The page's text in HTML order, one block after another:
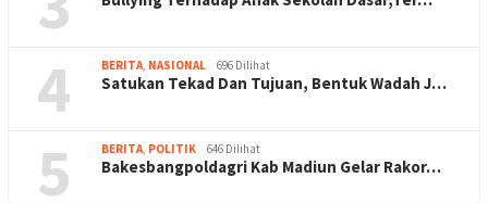
4 BERITA NASIONAL 696 Dilihat
Satukan Tekad Dan Tujuan, Bentuk Wadah J…
5 BERITA POLITIK 646 Dilihat
Bakesbangpoldagri Kab Madiun Gelar Rakor…